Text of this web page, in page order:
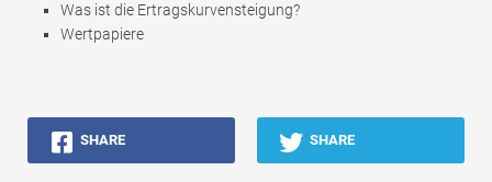
Was ist die Ertragskurvensteigung?
Wertpapiere
SHARE SHARE